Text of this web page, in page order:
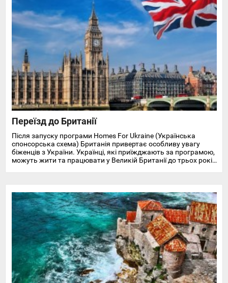
Переїзд до Британії
Після запуску програми Homes For Ukraine (Українська
спонсорська схема) Британія привертає особливу увагу
біженців з України. Українці, які приїжджають за програмою,
можуть жити та працювати у Великій Британії до трьох років